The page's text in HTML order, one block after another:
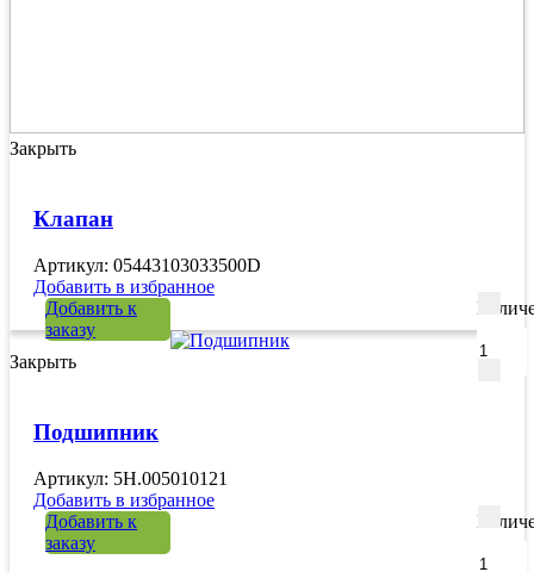
Закрыть
Клапан
Артикул: 05443103033500D
Добавить в избранное
Добавить к
заказу
Закрыть
Подшипник
Артикул: 5H.005010121
Добавить в избранное
Добавить к
заказу